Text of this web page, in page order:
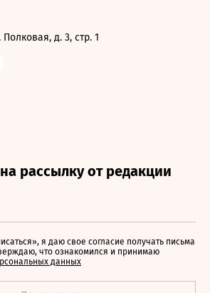
Полковая, д. 3, стр. 1
я даю свое согласие получать письма
что ознакомился и принимаю
данных